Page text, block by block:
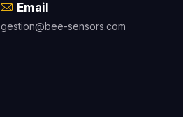
Email
gestion@bee-sensors.com